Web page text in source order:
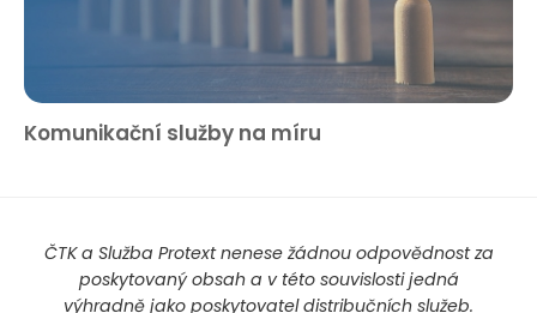
Komunikační služby na míru
ČTK a Služba Protext nenese žádnou odpovědnost za
poskytovaný obsah a v této souvislosti jedná
výhradně jako poskytovatel distribučních služeb.